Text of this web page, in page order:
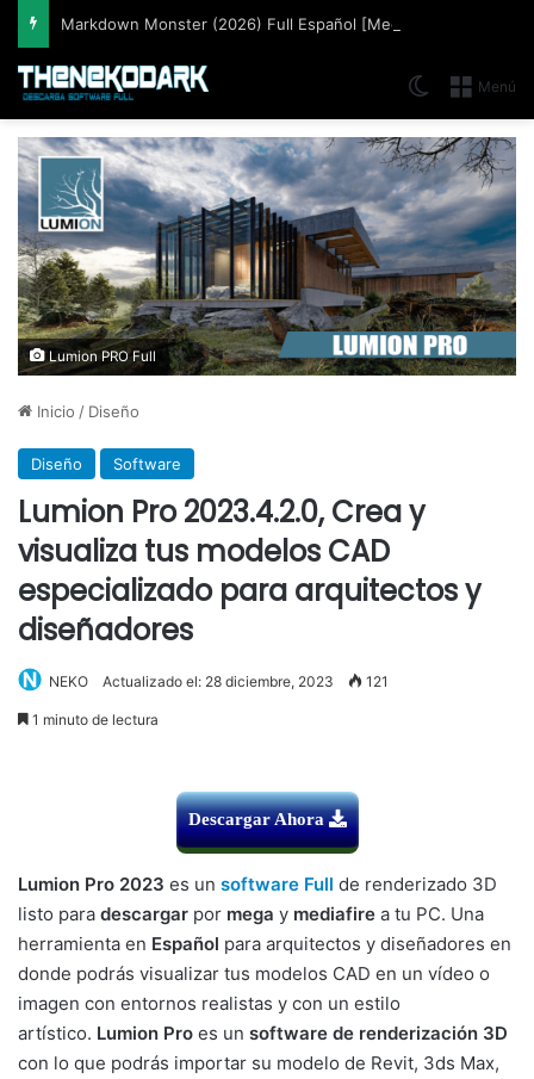
Markdown Monster (2026) Full Español [Mega]
Menú
Switch skin
Lumion PRO Full
Inicio / Diseño
Diseño Software
Lumion Pro 2023.4.2.0, Crea y
visualiza tus modelos CAD
especializado para arquitectos y
diseñadores
NEKO Actualizado el: 28 diciembre, 2023 121
1 minuto de lectura
Descargar Ahora
Lumion Pro 2023 es un software Full de renderizado 3D
listo para descargar por mega y mediafire a tu PC. Una
herramienta en Español para arquitectos y diseñadores en
donde podrás visualizar tus modelos CAD en un vídeo o
imagen con entornos realistas y con un estilo
artístico. Lumion Pro es un software de renderización 3D
con lo que podrás importar su modelo de Revit, 3ds Max,